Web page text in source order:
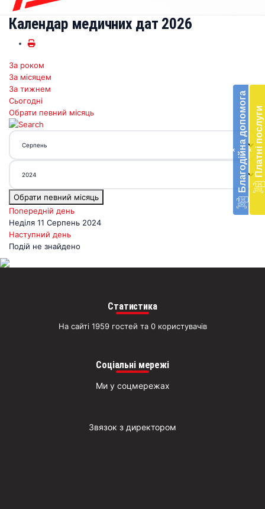
‹ Благодійна допомогав
‹ Платні послуги
Календар медичних дат 2026
За роком
За місяцем
За тижнем
Сьогодні
Обрати певний місяць
Обрати певний місяць
Попередній день
Неділя 11 Серпень 2024
Наступний день
Подій не знайдено
Статистика
На сайті 1959 гостей та 0 користувачів
Соціальні мережі
Ми у соцмережах
Звязок з директором